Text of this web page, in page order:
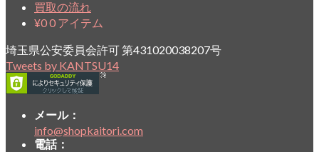
買取の流れ
¥00 アイテム
埼玉県公安委員会許可 第431020038207号
Tweets by KANTSU14
メール：
info@shopkaitori.com
電話：